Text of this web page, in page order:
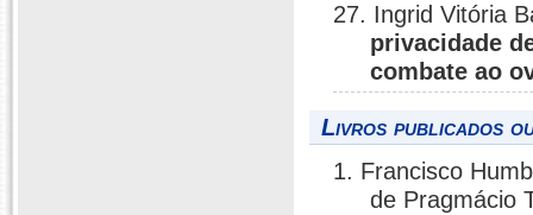
27. Ingrid Vitória
privacidade
combate ao
Livros publicados
1. Francisco
de Pragmácio